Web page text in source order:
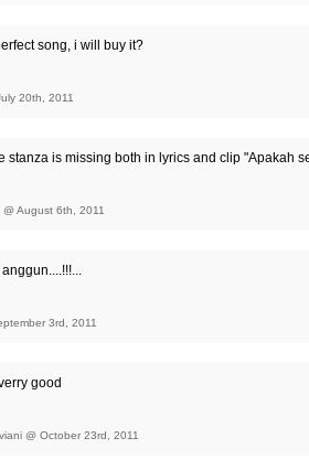
song, i will buy it?
20th, 2011
stanza is missing both in lyrics and clip "Apakah
@ August 6th, 2011
3rd, 2011
good
@ October 23rd, 2011